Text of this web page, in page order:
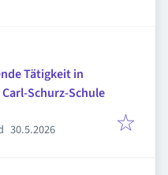
Tätigkeit in
Schurz-Schule
Veröffentlicht
30.5.2026